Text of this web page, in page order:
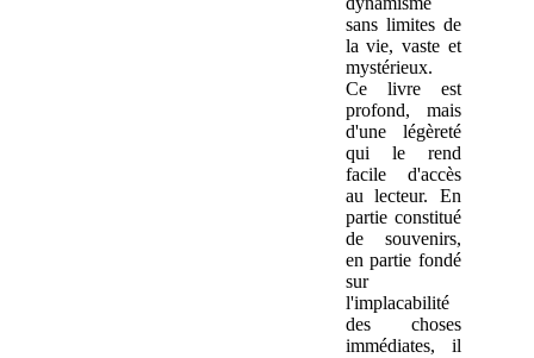
sans limites de
la vie, vaste et
mystérieux.
Ce livre est
profond, mais
d'une légèreté
qui le rend
facile d'accès
au lecteur. En
partie constitué
de souvenirs,
en partie fondé
sur
l'implacabilité
des choses
immédiates, il